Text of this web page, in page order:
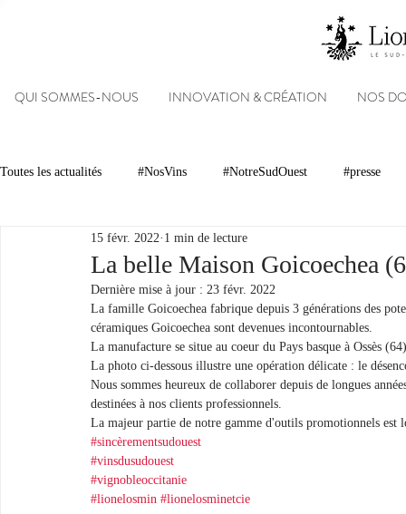
QUI SOMMES-NOUS INNOVATION & CRÉATION NOS
Toutes les actualités #NosVins #NotreSudOuest #presse
Chambre d’Amour Vins Armagnacs
Dégustations Evénements Réseaux sociaux
#NosDomaines
La belle Maison Goicoechea
15 févr. 2022 1 min de lecture
Dernière mise à jour : 23 févr. 2022
La famille Goicoechea fabrique depuis 3 générations des
céramiques Goicoechea sont devenues incontournables.
La manufacture se situe au coeur du Pays basque à Ossès
La photo ci-dessous illustre une opération délicate : le
Nous sommes heureux de collaborer depuis de longues
destinées à nos clients professionnels.
La majeur partie de notre gamme d'outils promotionnels est
#sincèrementsudouest
#vinsdusudouest
#vignobleoccitanie
#lionelosmin #lionelosminetcie